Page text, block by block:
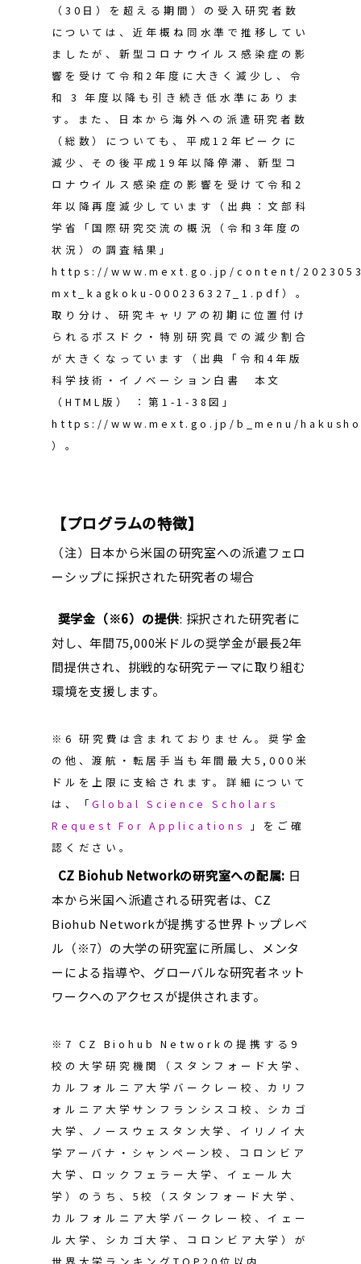
（30日）を超える期間）の受入研究者数
については、近年概ね同水準で推移してい
ましたが、新型コロナウイルス感染症の影
響を受けて令和2年度に大きく減少し、令
和 3 年度以降も引き続き低水準にありま
す。また、日本から海外への派遣研究者数
（総数）についても、平成12年ピークに
減少、その後平成19年以降停滞、新型コ
ロナウイルス感染症の影響を受けて令和2
年以降再度減少しています（出典：文部科
学省「国際研究交流の概況（令和3年度の
状況）の調査結果」
https://www.mext.go.jp/content/
mxt_kagkoku-000236327_1.pdf）。
取り分け、研究キャリアの初期に位置付け
られるポスドク・特別研究員での減少割合
が大きくなっています（出典「令和4年版
科学技術・イノベーション白書 本文
（HTML版） ：第1-1-38図」
https://www.mext.go.jp/b_menu/
）。
【プログラムの特徴】
（注）日本から米国の研究室への派遣フェロ
ーシップに採択された研究者の場合
奨学金（※6）の提供: 採択された研究者に
対し、年間75,000米ドルの奨学金が最長2年
間提供され、挑戦的な研究テーマに取り組む
環境を支援します。
※6 研究費は含まれておりません。奨学金
の他、渡航・転居手当も年間最大5,000米
ドルを上限に支給されます。詳細について
は、「Global Science Scholars
Request For Applications
」をご確
認ください。
CZ Biohub Networkの研究室への配属: 日
本から米国へ派遣される研究者は、CZ
Biohub Networkが提携する世界トップレベ
ル（※7）の大学の研究室に所属し、メンタ
ーによる指導や、グローバルな研究者ネット
ワークへのアクセスが提供されます。
※7 CZ Biohub Networkの提携する9
校の大学研究機関（スタンフォード大学、
カルフォルニア大学バークレー校、カリフ
ォルニア大学サンフランシスコ校、シカゴ
大学、ノースウェスタン大学、イリノイ大
学アーバナ・シャンペーン校、コロンビア
大学、ロックフェラー大学、イェール大
学）のうち、5校（スタンフォード大学、
カルフォルニア大学バークレー校、イェー
ル大学、シカゴ大学、コロンビア大学）が